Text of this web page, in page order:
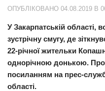
Харків
Донбас
Одеса
Схід
Прикарпаття
ОПУБЛІКОВАНО 04.08.2019 В
У Закарпатській області,
зустрічну смугу, де
22-річної жительки
однорічною донькою.
посиланням на прес-
області.